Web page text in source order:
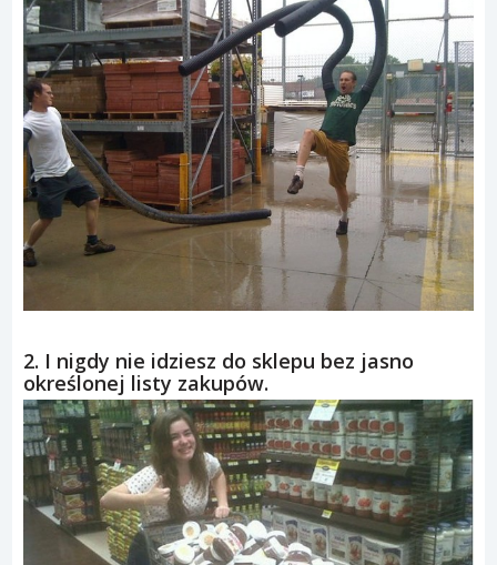
2. I nigdy nie idziesz do sklepu bez jasno
określonej listy zakupów.